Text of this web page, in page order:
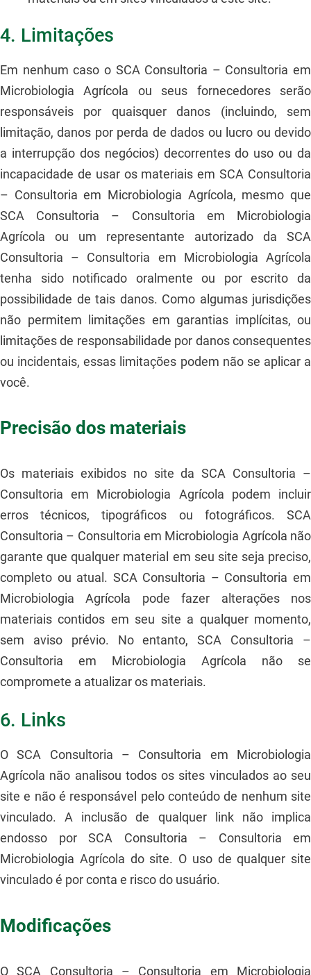
4. Limitações
Em nenhum caso o SCA Consultoria – Consultoria em
Microbiologia Agrícola ou seus fornecedores serão
responsáveis ​​por quaisquer danos (incluindo, sem
limitação, danos por perda de dados ou lucro ou devido
a interrupção dos negócios) decorrentes do uso ou da
incapacidade de usar os materiais em SCA Consultoria
– Consultoria em Microbiologia Agrícola, mesmo que
SCA Consultoria – Consultoria em Microbiologia
Agrícola ou um representante autorizado da SCA
Consultoria – Consultoria em Microbiologia Agrícola
tenha sido notificado oralmente ou por escrito da
possibilidade de tais danos. Como algumas jurisdições
não permitem limitações em garantias implícitas, ou
limitações de responsabilidade por danos consequentes
ou incidentais, essas limitações podem não se aplicar a
você.
Precisão dos materiais
Os materiais exibidos no site da SCA Consultoria –
Consultoria em Microbiologia Agrícola podem incluir
erros técnicos, tipográficos ou fotográficos. SCA
Consultoria – Consultoria em Microbiologia Agrícola não
garante que qualquer material em seu site seja preciso,
completo ou atual. SCA Consultoria – Consultoria em
Microbiologia Agrícola pode fazer alterações nos
materiais contidos em seu site a qualquer momento,
sem aviso prévio. No entanto, SCA Consultoria –
Consultoria em Microbiologia Agrícola não se
compromete a atualizar os materiais.
6. Links
O SCA Consultoria – Consultoria em Microbiologia
Agrícola não analisou todos os sites vinculados ao seu
site e não é responsável pelo conteúdo de nenhum site
vinculado. A inclusão de qualquer link não implica
endosso por SCA Consultoria – Consultoria em
Microbiologia Agrícola do site. O uso de qualquer site
vinculado é por conta e risco do usuário.
Modificações
O SCA Consultoria – Consultoria em Microbiologia